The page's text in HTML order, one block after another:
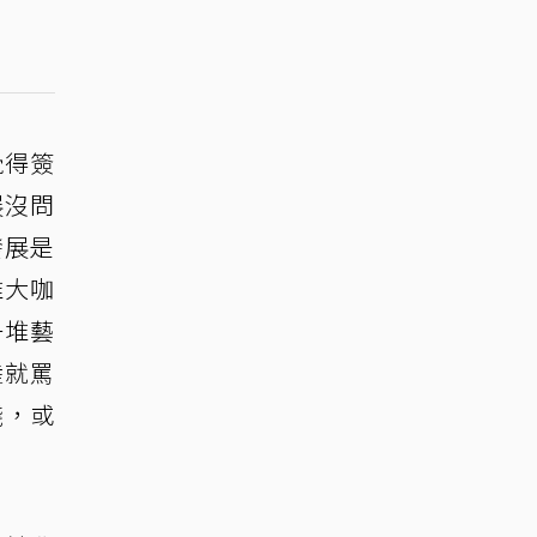
簽
問
是
咖
藝
罵
或